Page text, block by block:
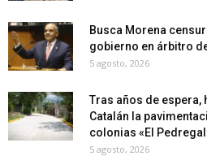
Busca Morena
gobierno en árbitro
5 agosto, 2026
Tras años de espera,
Catalán la
colonias «El
5 agosto, 2026